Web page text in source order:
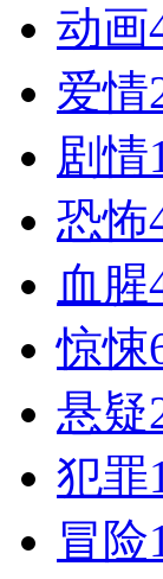
动画
爱情
剧情
恐怖
血腥
惊悚
悬疑
犯罪
冒险